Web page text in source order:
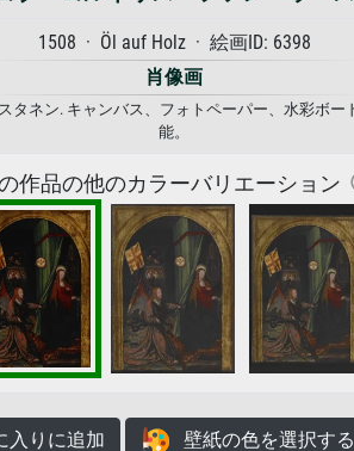
1508 · Öl auf Holz · 絵画ID: 6398
肖像画
タネン. キャンバス、フォトペーパー、水彩ボ
能。
作品の他のカラーバリエーション
りに追加 壁紙の色を選択する